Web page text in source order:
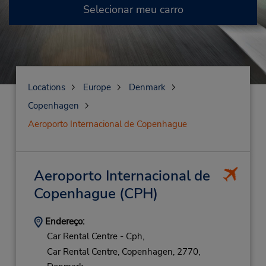
Selecionar meu carro
Locations Europe
Denmark
Copenhagen
Aeroporto Internacional de Copenhague
Aeroporto Internacional de
Copenhague (CPH)
Endereço:
Car Rental Centre - Cph,
Car Rental Centre, Copenhagen, 2770,